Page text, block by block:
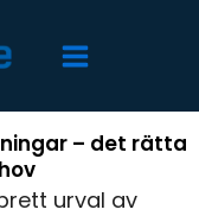
– det rätta
urval av